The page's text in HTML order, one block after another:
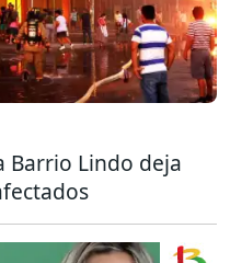
Barrio Lindo deja